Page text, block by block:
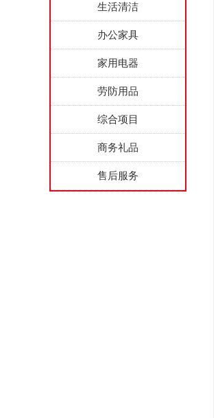
生活清洁
办公家具
家用电器
劳防用品
综合项目
商务礼品
售后服务